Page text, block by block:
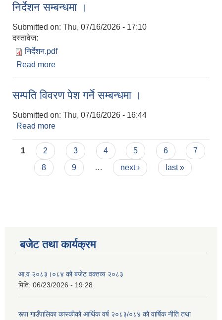
निर्देशन सम्बन्धमा ।
Submitted on: Thu, 07/16/2026 - 17:10
दस्तावेज:
निर्देशन.pdf
Read more
सम्पति विवरण पेश गर्ने सम्बन्धमा ।
Submitted on: Thu, 07/16/2026 - 16:44
Read more
Pages
1 2 3 4 5 6
7
8
9 … next › last »
बजेट तथा कार्यक्रम
आ.व २०८३।०८४ को बजेट वक्तव्य २०८३
मिति: 06/23/2026 - 19:28
रूपा गाउँपालिका कास्कीको आर्थिक वर्ष २०८३/०८४ को वार्षिक नीति तथा